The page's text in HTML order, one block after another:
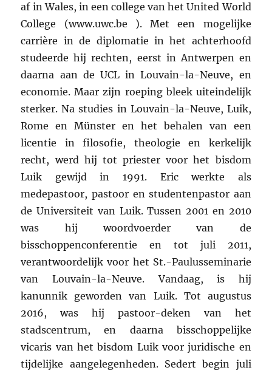
af in Wales, in een college van het United World
College (www.uwc.be ). Met een mogelijke
carrière in de diplomatie in het achterhoofd
studeerde hij rechten, eerst in Antwerpen en
daarna aan de UCL in Louvain-la-Neuve, en
economie. Maar zijn roeping bleek uiteindelijk
sterker. Na studies in Louvain-la-Neuve, Luik,
Rome en Münster en het behalen van een
licentie in filosofie, theologie en kerkelijk
recht, werd hij tot priester voor het bisdom
Luik gewijd in 1991. Eric werkte als
medepastoor, pastoor en studentenpastor aan
de Universiteit van Luik. Tussen 2001 en 2010
was hij woordvoerder van de
bisschoppenconferentie en tot juli 2011,
verantwoordelijk voor het St.-Paulusseminarie
van Louvain-la-Neuve. Vandaag, is hij
kanunnik geworden van Luik. Tot augustus
2016, was hij pastoor-deken van het
stadscentrum, en daarna bisschoppelijke
vicaris van het bisdom Luik voor juridische en
tijdelijke aangelegenheden. Sedert begin juli